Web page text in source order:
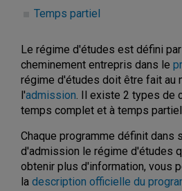
Temps partiel
Le régime d'études est défini
cheminement entrepris dans le
régime d'études doit être fait au
l'admission. Il existe 2 types de
temps complet et à temps
Chaque programme définit dans
d'admission le régime d'études
obtenir plus d'information, vous
la description officielle du